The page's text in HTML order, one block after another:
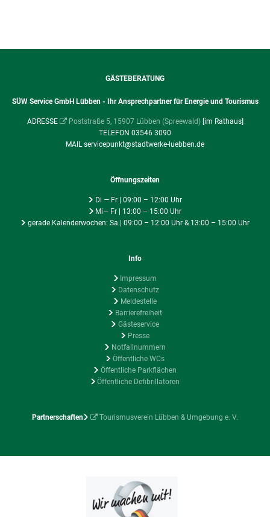
GÄSTEBERATUNG
SÜW Service GmbH Lübben - Ihr Ansprechpartner für Energie und Tourismus
ADRESSE Poststraße 5, 15907 Lübben (Spreewald) [im Rathaus]
TELEFON 03546 3090
MAIL servicepunkt@stadtwerke-luebben.de
Öffnungszeiten
Di — Fr | 09:00 – 12:00 Uhr
Mi— Fr | 13:00 – 15:00 Uhr
gerade Kalenderwochen: Sa | 09:00 – 12:00 Uhr & 13:00 – 15:00 Uhr
Info
Impressum
Datenschutz
Meldestelle
Barrierefreiheit
Gästeservice
Presse
Notfallnummern
Öffentliche WCs
Öffentliche Parkflächen
Öffentliche Defibrillatoren
Partnerschaften Tourismusverein Lübben & Umgebung e. V.